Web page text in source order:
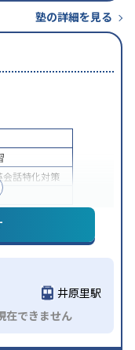
塾の詳細を見る
会話特化対策
井原里駅
在できません